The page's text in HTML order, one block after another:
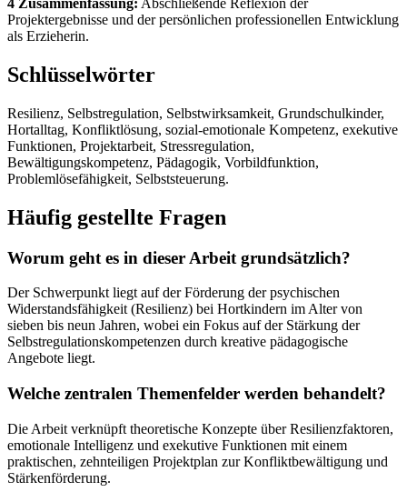
4 Zusammenfassung: Abschließende Reflexion der
Projektergebnisse und der persönlichen professionellen Entwicklung
als Erzieherin.
Schlüsselwörter
Resilienz, Selbstregulation, Selbstwirksamkeit, Grundschulkinder,
Hortalltag, Konfliktlösung, sozial-emotionale Kompetenz, exekutive
Funktionen, Projektarbeit, Stressregulation,
Bewältigungskompetenz, Pädagogik, Vorbildfunktion,
Problemlösefähigkeit, Selbststeuerung.
Häufig gestellte Fragen
Worum geht es in dieser Arbeit grundsätzlich?
Der Schwerpunkt liegt auf der Förderung der psychischen
Widerstandsfähigkeit (Resilienz) bei Hortkindern im Alter von
sieben bis neun Jahren, wobei ein Fokus auf der Stärkung der
Selbstregulationskompetenzen durch kreative pädagogische
Angebote liegt.
Welche zentralen Themenfelder werden behandelt?
Die Arbeit verknüpft theoretische Konzepte über Resilienzfaktoren,
emotionale Intelligenz und exekutive Funktionen mit einem
praktischen, zehnteiligen Projektplan zur Konfliktbewältigung und
Stärkenförderung.